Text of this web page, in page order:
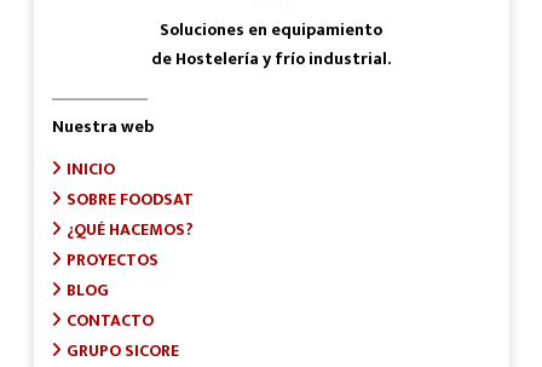
Soluciones en equipamiento
de Hostelería y frío industrial.
Nuestra web
INICIO
SOBRE FOODSAT
¿QUÉ HACEMOS?
PROYECTOS
BLOG
CONTACTO
GRUPO SICORE